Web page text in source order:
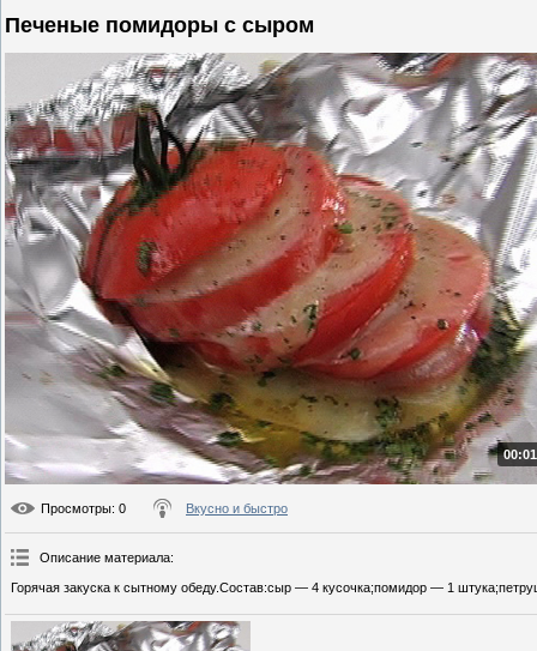
Печеные помидоры с сыром
Просмотры: 0 Вкусно и быстро
Описание материала:
Горячая закуска к сытному обеду.Состав:сыр — 4 кусочка;помидор — 1